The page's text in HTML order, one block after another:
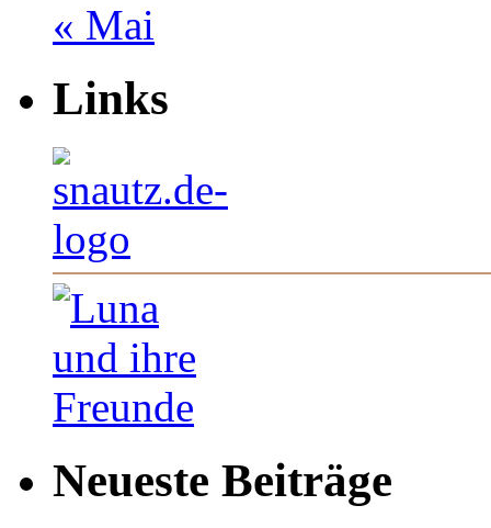
« Mai
Links
Neueste Beiträge